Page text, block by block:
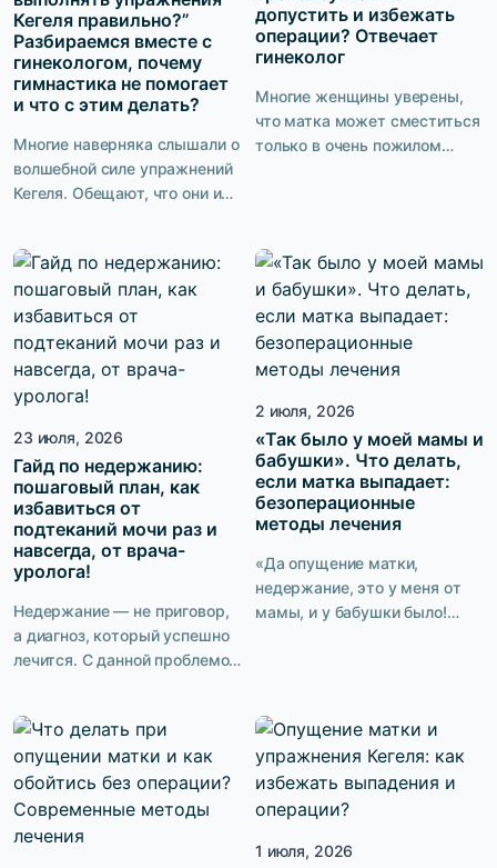
Кегеля правильно?”
Разбираемся вместе с
гинекологом, почему
гимнастика не помогает
и что с этим делать?
Многие наверняка слышали о
волшебной силе упражнений
Кегеля. Обещают, что они и
от недержания избавят.
Звучит идеально. Нет
необходимости пить
таблетки или ложиться на
операционный стол, а
заниматься можно где
угодно: дома, во время
обеденного перерыва на
работе, в командировке. Но
проходит время, пациентка
упорно тренируется, а […]
допустить и избежать
операции? Отвечает
гинеколог
Многие женщины уверены,
что матка может сместиться
только в очень пожилом
раньше. Мы попросили
врача-гинеколога ответить
на самые частые вопросы о
пролапсе органов малого
таза и рассказать, можно ли
образом.
23 июля, 2026
Гайд по недержанию:
пошаговый план, как
избавиться от
подтеканий мочи раз и
навсегда, от врача-
уролога!
Недержание — не приговор,
а диагноз, который успешно
лечится. С данной проблемой
женщина в мире. Но говорить
о ней вслух не принято.
Страх, стыд, ощущение
собственной
неполноценности —
2 июля, 2026
«Так было у моей мамы и
бабушки». Что делать,
если матка выпадает:
безоперационные
методы лечения
«Да опущение матки,
недержание, это у меня от
мамы, и у бабушки было!
встречается и в наше время.
Однако 100% женщин
предпочли бы не знать, что
такое пролапс органов
мочи, обойтись без операции.
1 июля, 2026